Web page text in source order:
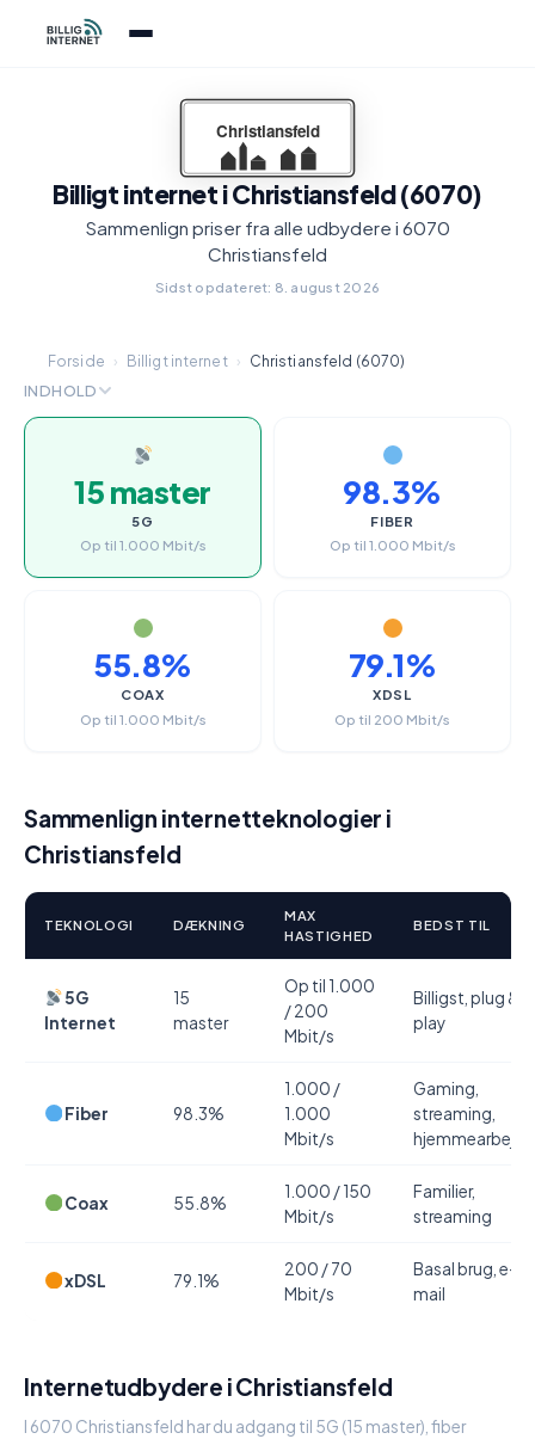
Billigt internet i Christiansfeld (6070)
Sammenlign priser fra alle udbydere i 6070
Christiansfeld
Sidst opdateret: 8. august 2026
Forside › Billigt internet › Christiansfeld (6070)
INDHOLD
15 master
5G
Op til 1.000 Mbit/s
98.3%
FIBER
Op til 1.000 Mbit/s
55.8%
COAX
Op til 1.000 Mbit/s
79.1%
XDSL
Op til 200 Mbit/s
Sammenlign internetteknologier i
Christiansfeld
TEKNOLOGI DÆKNING
MAX
HASTIGHED
BEDST TIL
5G
Internet
15
master
Op til 1.000
/ 200
Mbit/s
Billigst, plug &
play
Fiber 98.3%
1.000 /
1.000
Mbit/s
Gaming,
streaming,
hjemmearbejde
Coax 55.8%
1.000 / 150
Mbit/s
Familier,
streaming
xDSL 79.1%
200 / 70
Mbit/s
Basal brug, e-
mail
Internetudbydere i Christiansfeld
I 6070 Christiansfeld har du adgang til 5G (15 master), fiber